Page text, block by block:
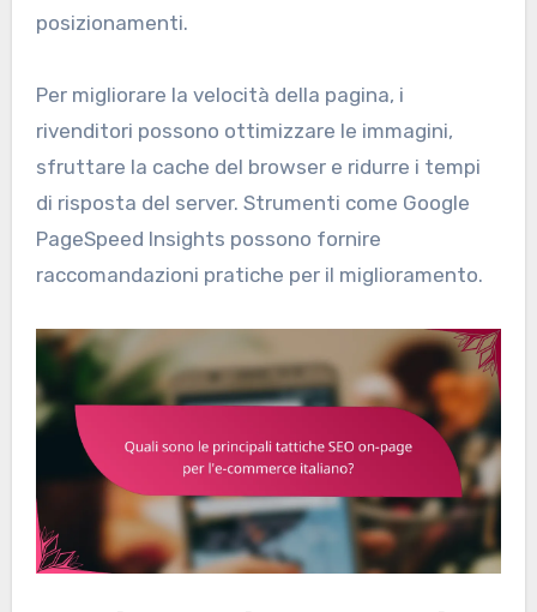
posizionamenti.
Per migliorare la velocità della pagina, i
rivenditori possono ottimizzare le immagini,
sfruttare la cache del browser e ridurre i tempi
di risposta del server. Strumenti come Google
PageSpeed Insights possono fornire
raccomandazioni pratiche per il miglioramento.